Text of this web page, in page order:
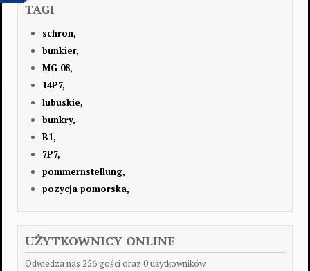
TAGI
schron,
bunkier,
MG 08,
14P7,
lubuskie,
bunkry,
B1,
7P7,
pommernstellung,
pozycja pomorska,
UŻYTKOWNICY ONLINE
Odwiedza nas 256 gości oraz 0 użytkowników.